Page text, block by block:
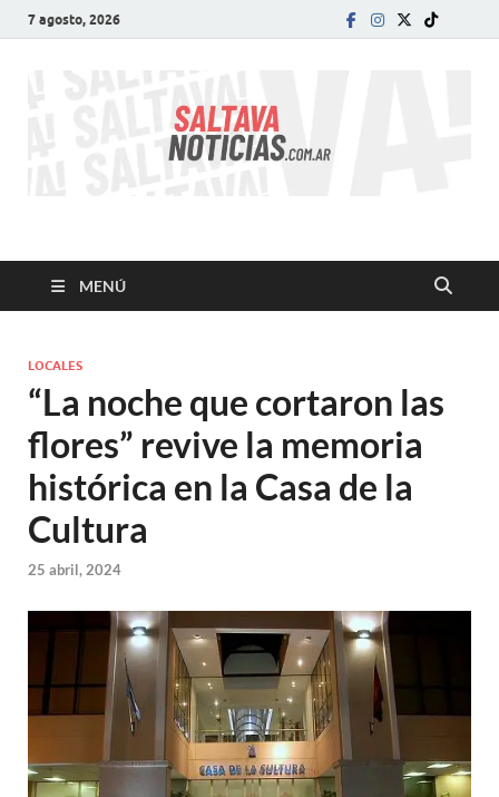
7 agosto, 2026
SALTA VA!
MENÚ
LOCALES
“La noche que cortaron las
flores” revive la memoria
histórica en la Casa de la
Cultura
25 abril, 2024